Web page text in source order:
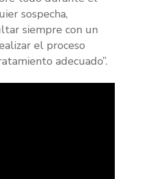
sospecha,
siempre con un
el proceso
adecuado”.